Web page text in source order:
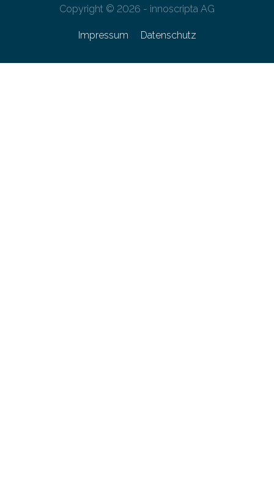
Copyright © 2026 - innoscripta AG
Impressum Datenschutz